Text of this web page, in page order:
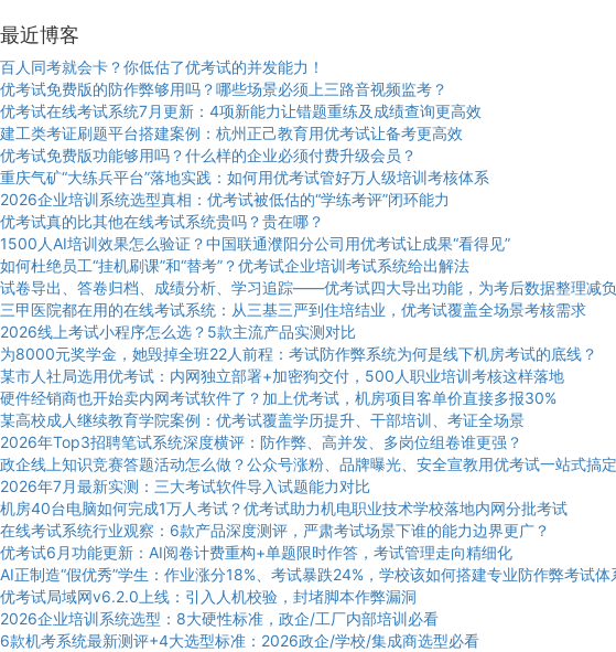
最近博客
百人同考就会卡？你低估了优考试的并发能力！
优考试免费版的防作弊够用吗？哪些场景必须上三路音视频监考？
优考试在线考试系统7月更新：4项新能力让错题重练及成绩查询更高效
建工类考证刷题平台搭建案例：杭州正己教育用优考试让备考更高效
优考试免费版功能够用吗？什么样的企业必须付费升级会员？
重庆气矿“大练兵平台”落地实践：如何用优考试管好万人级培训考核体系
2026企业培训系统选型真相：优考试被低估的“学练考评”闭环能力
优考试真的比其他在线考试系统贵吗？贵在哪？
1500人AI培训效果怎么验证？中国联通濮阳分公司用优考试让成果“看得见”
如何杜绝员工“挂机刷课”和“替考”？优考试企业培训考试系统给出解法
试卷导出、答卷归档、成绩分析、学习追踪——优考试四大导出功能，为考后数据整理减负
三甲医院都在用的在线考试系统：从三基三严到住培结业，优考试覆盖全场景考核需求
2026线上考试小程序怎么选？5款主流产品实测对比
为8000元奖学金，她毁掉全班22人前程：考试防作弊系统为何是线下机房考试的底线？
某市人社局选用优考试：内网独立部署+加密狗交付，500人职业培训考核这样落地
硬件经销商也开始卖内网考试软件了？加上优考试，机房项目客单价直接多报30%
某高校成人继续教育学院案例：优考试覆盖学历提升、干部培训、考证全场景
2026年Top3招聘笔试系统深度横评：防作弊、高并发、多岗位组卷谁更强？
政企线上知识竞赛答题活动怎么做？公众号涨粉、品牌曝光、安全宣教用优考试一站式搞定
2026年7月最新实测：三大考试软件导入试题能力对比
机房40台电脑如何完成1万人考试？优考试助力机电职业技术学校落地内网分批考试
在线考试系统行业观察：6款产品深度测评，严肃考试场景下谁的能力边界更广？
优考试6月功能更新：AI阅卷计费重构+单题限时作答，考试管理走向精细化
AI正制造“假优秀”学生：作业涨分18%、考试暴跌24%，学校该如何搭建专业防作弊考试体
优考试局域网v6.2.0上线：引入人机校验，封堵脚本作弊漏洞
2026企业培训系统选型：8大硬性标准，政企/工厂内部培训必看
6款机考系统最新测评+4大选型标准：2026政企/学校/集成商选型必看